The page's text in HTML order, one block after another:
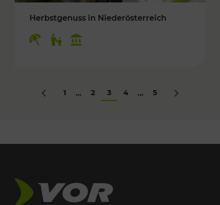
Herbstgenuss in Niederösterreich
Zurück
1 ... 2 3 4 ... 5 Nächstes